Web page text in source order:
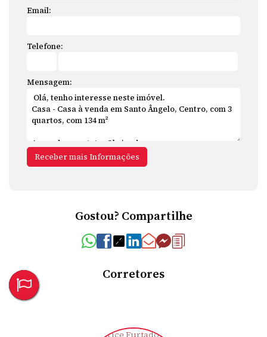
Email:
Telefone:
Mensagem:
Gostou? Compartilhe
Corretores